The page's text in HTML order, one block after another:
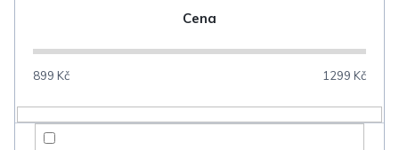
o
Cena
899 Kč 1299 Kč